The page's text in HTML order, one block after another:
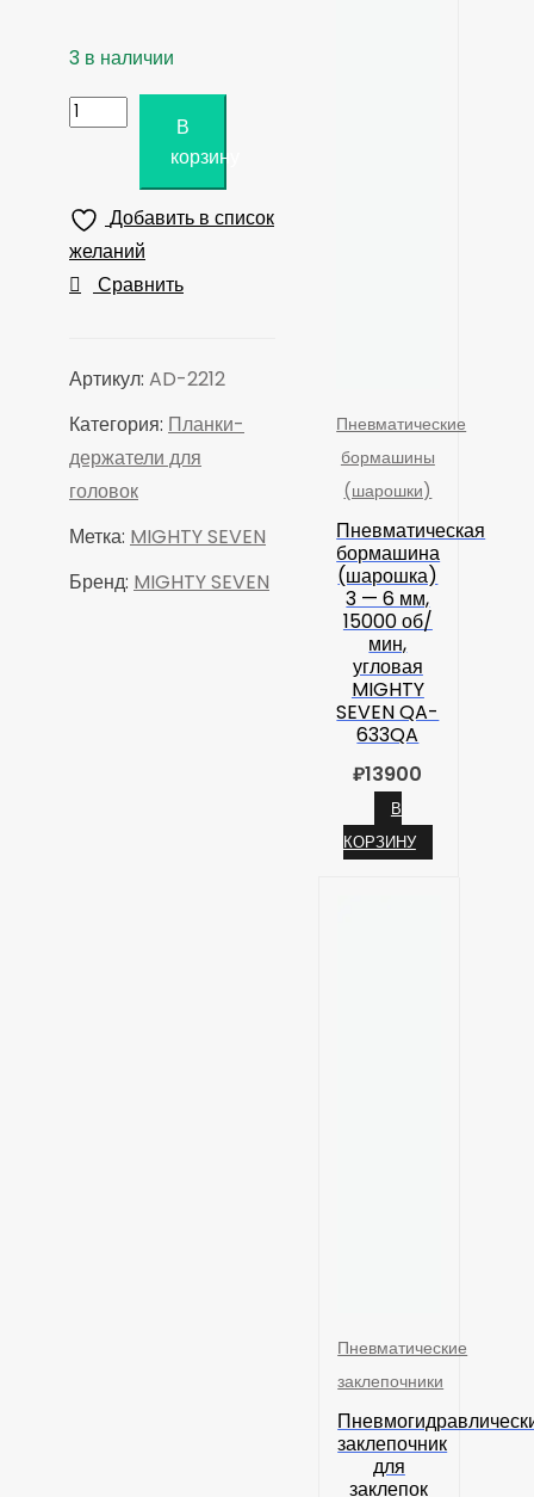
3 в наличии
Количество
для
головок
1/4",
шт,
MIGHTY
SEVEN
AD-
2212
В
корзину
Добавить в список
желаний
Сравнить
Артикул: AD-2212
Категория: Планки-
держатели для
головок
Метка: MIGHTY SEVEN
Бренд: MIGHTY SEVEN
Пневматические
бормашины
(шарошки)
Пневматическая
бормашина
(шарошка)
3 — 6 мм,
15000 об/
мин,
угловая
MIGHTY
SEVEN QA-
633QA
₽13900
В
КОРЗИНУ
Пневматические
заклепочники
заклепочник
для
заклепок